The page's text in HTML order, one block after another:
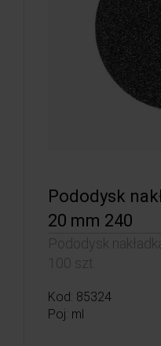
Pododysk
20 mm 240
Pododysk
100 szt.
Kod: 85324
Poj: ml